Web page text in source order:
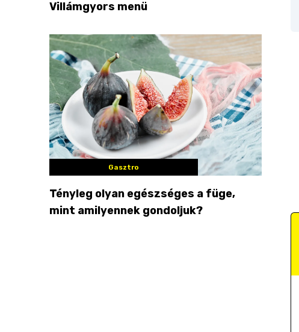
Villámgyors menü
Gasztro
Tényleg olyan egészséges a füge,
mint amilyennek gondoljuk?